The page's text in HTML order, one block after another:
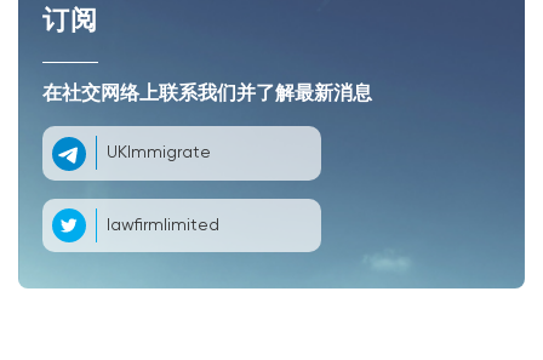
订阅
在社交网络上联系我们并了解最新消息
UKImmigrate
lawfirmlimited